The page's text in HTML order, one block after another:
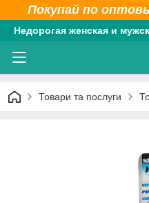
Покупай по
Недорогая женская и
Товари та послуги